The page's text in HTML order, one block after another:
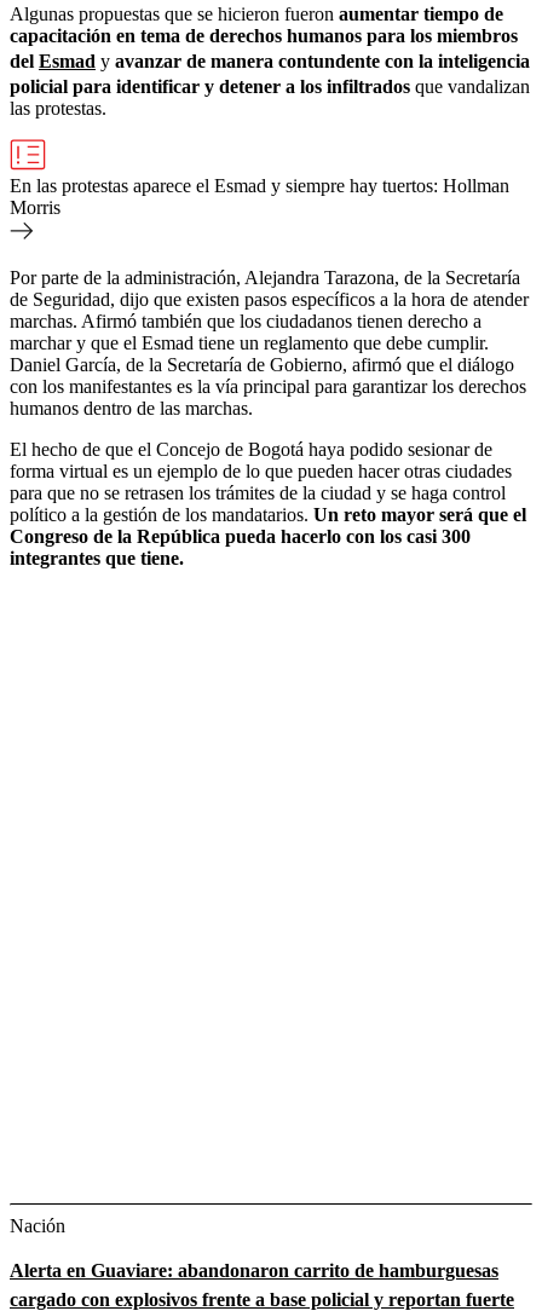
Algunas propuestas que se hicieron fueron aumentar tiempo de
capacitación en tema de derechos humanos para los miembros
del Esmad y avanzar de manera contundente con la inteligencia
policial para identificar y detener a los infiltrados que vandalizan
las protestas.
En las protestas aparece el Esmad y siempre hay tuertos: Hollman
Morris
Por parte de la administración, Alejandra Tarazona, de la Secretaría
de Seguridad, dijo que existen pasos específicos a la hora de atender
marchas. Afirmó también que los ciudadanos tienen derecho a
marchar y que el Esmad tiene un reglamento que debe cumplir.
Daniel García, de la Secretaría de Gobierno, afirmó que el diálogo
con los manifestantes es la vía principal para garantizar los derechos
humanos dentro de las marchas.
El hecho de que el Concejo de Bogotá haya podido sesionar de
forma virtual es un ejemplo de lo que pueden hacer otras ciudades
para que no se retrasen los trámites de la ciudad y se haga control
político a la gestión de los mandatarios. Un reto mayor será que el
Congreso de la República pueda hacerlo con los casi 300
integrantes que tiene.
Nación
Alerta en Guaviare: abandonaron carrito de hamburguesas
cargado con explosivos frente a base policial y reportan fuerte